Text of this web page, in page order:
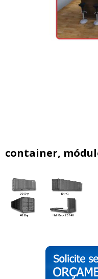
container,